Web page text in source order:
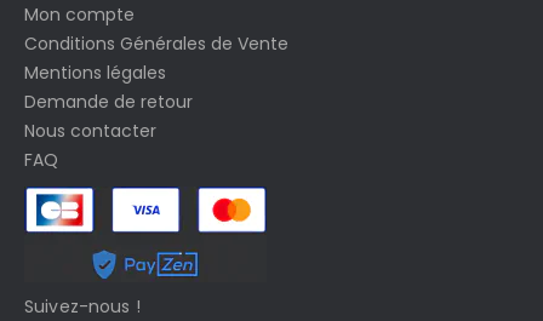
Mon compte
Conditions Générales de Vente
Mentions légales
Demande de retour
Nous contacter
FAQ
Suivez-nous !